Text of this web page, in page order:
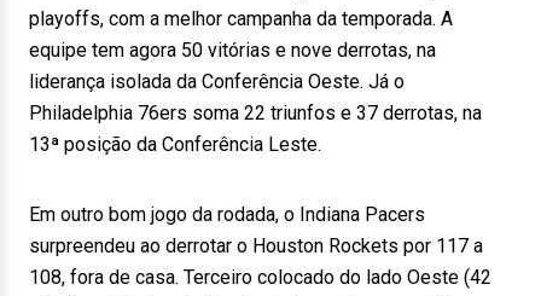
playoffs, com a melhor campanha da temporada. A
equipe tem agora 50 vitórias e nove derrotas, na
liderança isolada da Conferência Oeste. Já o
Philadelphia 76ers soma 22 triunfos e 37 derrotas, na
13ª posição da Conferência Leste.
Em outro bom jogo da rodada, o Indiana Pacers
surpreendeu ao derrotar o Houston Rockets por 117 a
108, fora de casa. Terceiro colocado do lado Oeste (42